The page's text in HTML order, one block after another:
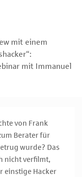
mit einem
mit Immanuel
von Frank
Berater für
wurde? Das
nicht verfilmt,
einstige Hacker